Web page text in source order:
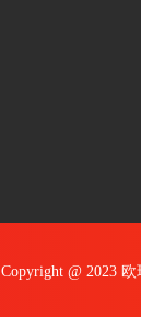
Copyright @ 2023